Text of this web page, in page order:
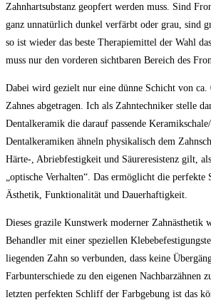
Zahnhartsubstanz geopfert werden muss. Sind
ganz unnatürlich dunkel verfärbt oder grau, sind
so ist wieder das beste Therapiemittel der Wahl
muss nur den vorderen sichtbaren Bereich des
Dabei wird gezielt nur eine dünne Schicht von
Zahnes abgetragen. Ich als Zahntechniker stelle
Dentalkeramik die darauf passende
Dentalkeramiken ähneln physikalisch dem
Härte-, Abriebfestigkeit und Säureresistenz gilt,
„optische Verhalten“. Das ermöglicht die perfekte
Ästhetik, Funktionalität und Dauerhaftigkeit.
Dieses grazile Kunstwerk moderner Zahnästhetik
Behandler mit einer speziellen
liegenden Zahn so verbunden, dass keine
Farbunterschiede zu den eigenen Nachbarzähnen
letzten perfekten Schliff der Farbgebung ist das